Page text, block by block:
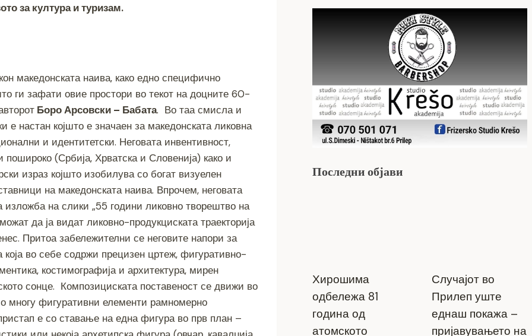
за култура и туризам.
македонската наива, како едно специфично
ги зафати овие простори во текот на доцните 60-
Боро Арсовски – Бабата. Во таа смисла и
е настан којшто е значаен за македонската ликовна
и идентитетски. Неговата инвентивност,
пошироко (Србија, Хрватска и Словенија) како и
израз којшто изобилува со богат визуелен
на македонската наива. Впрочем, неговата
изложба на слики „55 години ликовно творештво на
да ја видат ликовно-продукциската траекторија
Притоа забележителни се неговите напори за
во себе содржи прецизен цртеж, фигуративно-
костимографија и архитектура, мирен
сонце. Композициската поставеност се движи во
многу фигуративни елементи рамномерно
е со ставање на една фигура во прв план –
Последни објави
Хирошима
одбележа 81
година од
атомското
Случајот во
Прилеп уште
еднаш покажа –
пријавувањето на